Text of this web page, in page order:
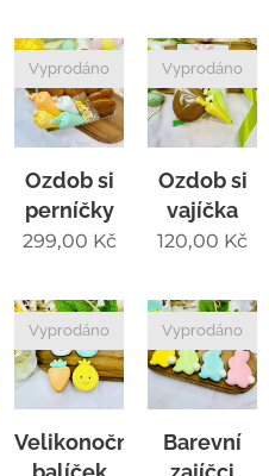
Ozdob si
perníčky
Vyprodáno
299,00 Kč
Ozdob si
vajíčka
Vyprodáno
120,00 Kč
Velikonoční
Vyprodáno
Barevní
Vyprodáno